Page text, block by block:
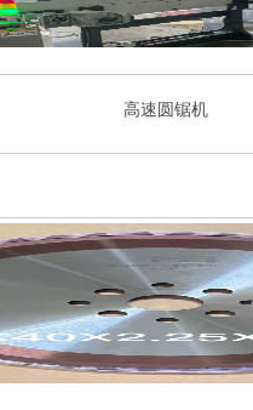
高速圆锯机